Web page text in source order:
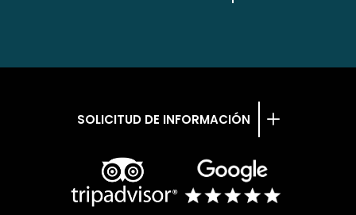
SOLICITUD DE INFORMACIÓN